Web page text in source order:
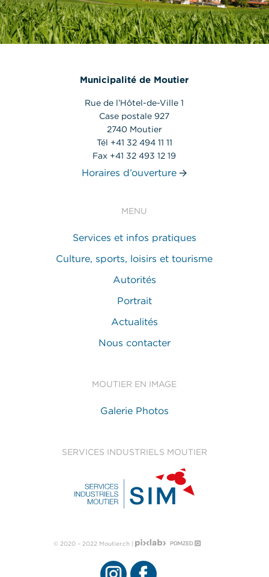
Municipalité de Moutier
Rue de l’Hôtel-de-Ville 1
Case postale 927
2740 Moutier
Tél +41 32 494 11 11
Fax +41 32 493 12 19
Horaires d’ouverture
MENU
Services et infos pratiques
Culture, sports, loisirs et tourisme
Autorités
Portrait
Actualités
Nous contacter
MOUTIER EN IMAGE
Galerie Photos
SERVICES INDUSTRIELS MOUTIER
© 2020 – 2022 Moutier.ch |